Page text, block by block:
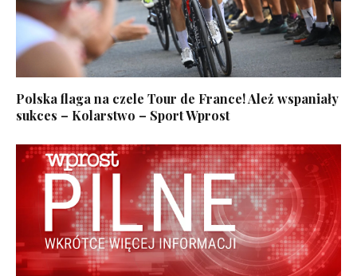
Polska flaga na czele Tour de France! Ależ wspaniały
sukces – Kolarstwo – Sport Wprost